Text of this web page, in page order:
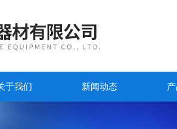
于我们 新闻动态